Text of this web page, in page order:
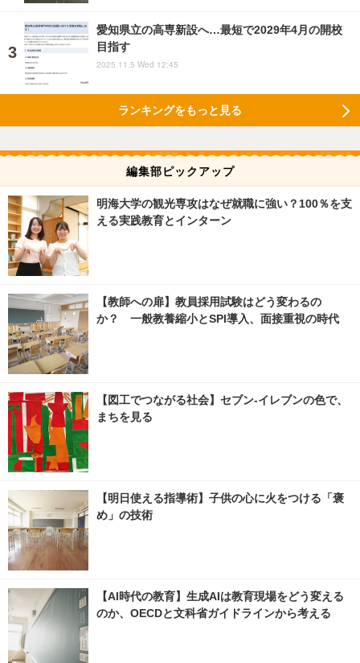
愛知県立の高専新設へ…最短で2029年4月の開校
目指す
2025.11.5 Wed 12:45
ランキングをもっと見る
編集部ピックアップ
明海大学の観光専攻はなぜ就職に強い？100％を支
える実践教育とインターン
【教師への扉】教員採用試験はどう変わるの
か？ 一般教養縮小とSPI導入、面接重視の時代
【図工でつながる社会】セブン‐イレブンの色で、
まちを見る
【明日使える指導術】子供の心に火をつける「褒
め」の技術
【AI時代の教育】生成AIは教育現場をどう変える
のか、OECDと文科省ガイドラインから考える